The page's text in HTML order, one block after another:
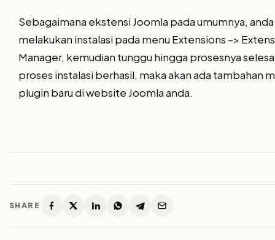
Sebagaimana ekstensi Joomla pada umumnya,
melakukan instalasi pada menu Extensions –>
Manager, kemudian tunggu hingga prosesnya
proses instalasi berhasil, maka akan ada tambahan
plugin baru di website Joomla anda.
SHARE